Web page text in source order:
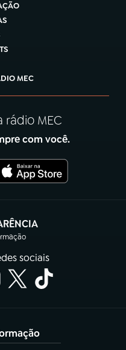
MEC
rádio MEC
com você.
em nova aba)
sociais